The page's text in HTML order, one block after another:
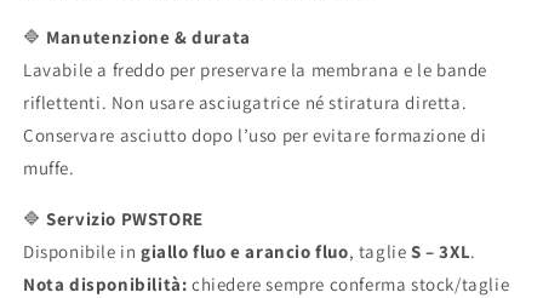
🔷 Manutenzione & durata
Lavabile a freddo per preservare la membrana e le bande
riflettenti. Non usare asciugatrice né stiratura diretta.
Conservare asciutto dopo l’uso per evitare formazione di
muffe.
🔷Servizio PWSTORE
Disponibile in giallo fluo e arancio fluo, taglieS – 3XL.
Nota disponibilità: chiedere sempre conferma stock/taglie